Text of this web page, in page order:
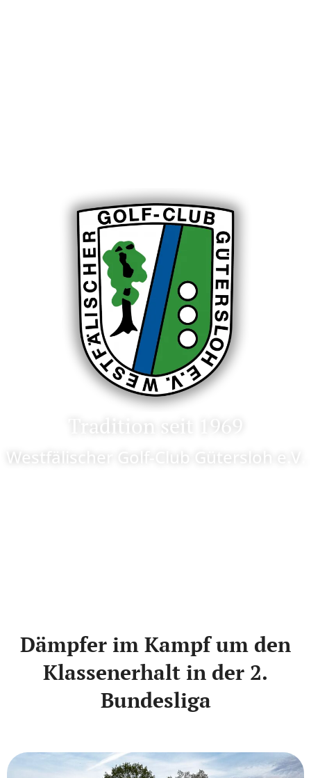
Tradition seit 1969
Westfälischer Golf-Club Gütersloh e.V.
Dämpfer im Kampf um den
Klassenerhalt in der 2.
Bundesliga